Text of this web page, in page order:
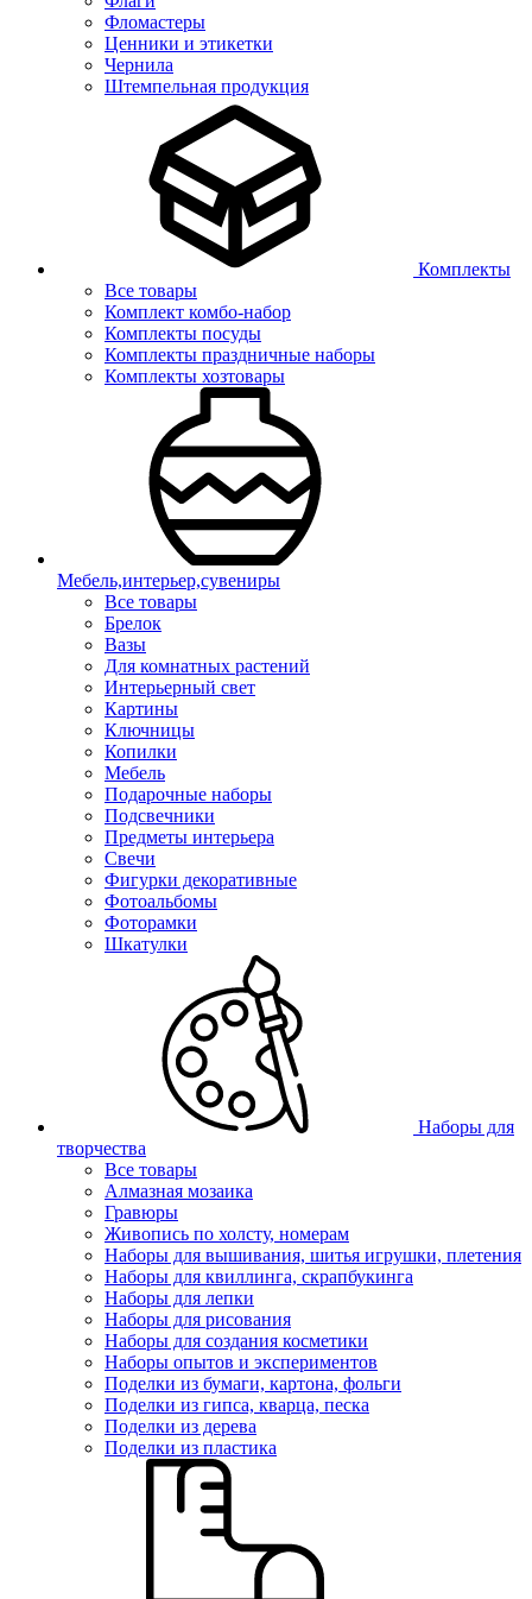
Фломастеры
Ценники и этикетки
Чернила
Штемпельная продукция
Комплекты
Все товары
Комплект комбо-набор
Комплекты посуды
Комплекты праздничные наборы
Комплекты хозтовары
Мебель,интерьер,сувениры
Все товары
Брелок
Вазы
Для комнатных растений
Интерьерный свет
Картины
Ключницы
Копилки
Мебель
Подарочные наборы
Подсвечники
Предметы интерьера
Свечи
Фигурки декоративные
Фотоальбомы
Фоторамки
Шкатулки
Наборы для
творчества
Все товары
Алмазная мозаика
Гравюры
Живопись по холсту, номерам
Наборы для вышивания, шитья игрушки, плетения
Наборы для квиллинга, скрапбукинга
Наборы для лепки
Наборы для рисования
Наборы для создания косметики
Наборы опытов и экспериментов
Поделки из бумаги, картона, фольги
Поделки из гипса, кварца, песка
Поделки из дерева
Поделки из пластика